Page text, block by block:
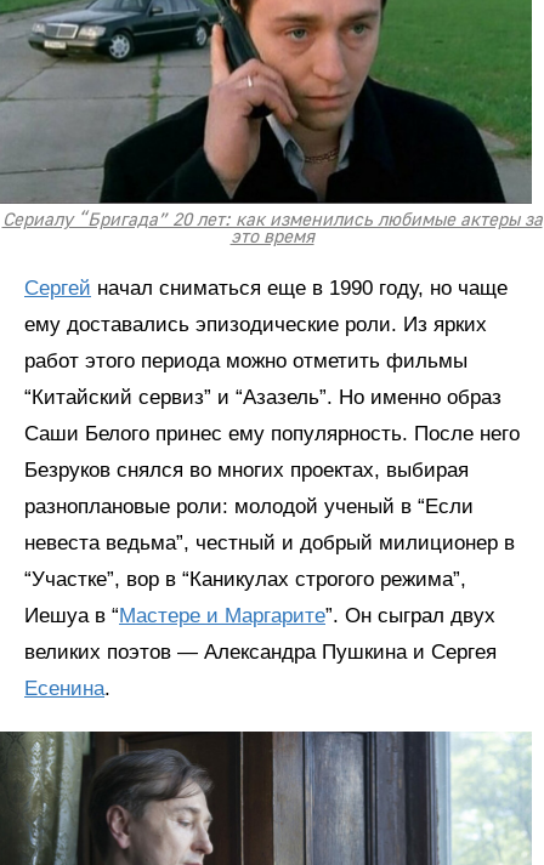
Сериалу “Бригада” 20 лет: как изменились любимые актеры за
это время
Сергей начал сниматься еще в 1990 году, но чаще
ему доставались эпизодические роли. Из ярких
работ этого периода можно отметить фильмы
“Китайский сервиз” и “Азазель”. Но именно образ
Саши Белого принес ему популярность. После него
Безруков снялся во многих проектах, выбирая
разноплановые роли: молодой ученый в “Если
невеста ведьма”, честный и добрый милиционер в
“Участке”, вор в “Каникулах строгого режима”,
Иешуа в “Мастере и Маргарите”. Он сыграл двух
великих поэтов — Александра Пушкина и Сергея
Есенина.